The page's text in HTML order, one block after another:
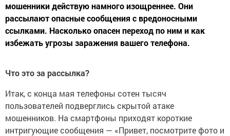
мошенники действую намного изощреннее. Они
рассылают опасные сообщения с вредоносными
ссылками. Насколько опасен переход по ним и как
избежать угрозы заражения вашего телефона.
Что это за рассылка?
Итак, с конца мая телефоны сотен тысяч
пользователей подверглись скрытой атаке
мошенников. На смартфоны приходят короткие
интригующие сообщения — «Привет, посмотрите фото и